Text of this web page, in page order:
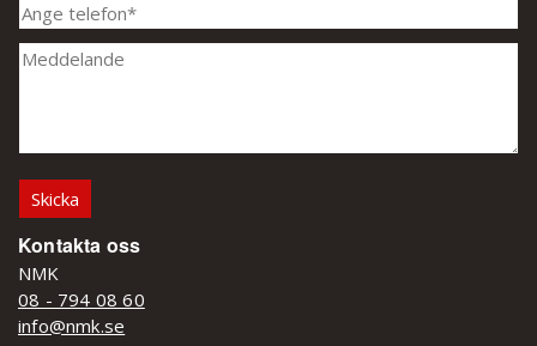
Kontakta oss
NMK
08 - 794 08 60
info@nmk.se